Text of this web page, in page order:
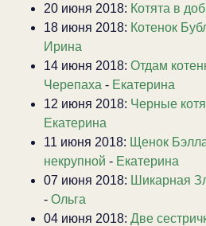
20 июня 2018: Котята в
18 июня 2018: Котенок
Ирина
14 июня 2018: Отдам
Черепаха - Екатерина
12 июня 2018: Черные
Екатерина
11 июня 2018: Щенок
некрупной - Екатерина
07 июня 2018: Шикарная
- Ольга
04 июня 2018: Две